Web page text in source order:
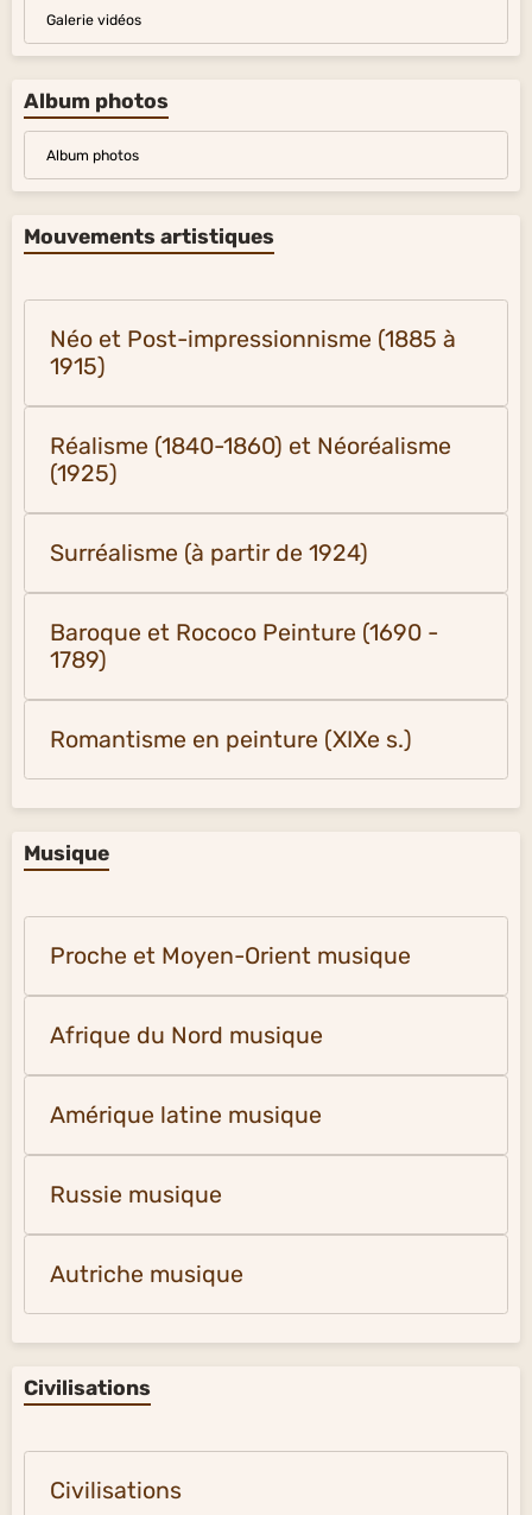
Galerie vidéos
Album photos
Album photos
Mouvements artistiques
Néo et Post-impressionnisme (1885 à
1915)
Réalisme (1840-1860) et Néoréalisme
(1925)
Surréalisme (à partir de 1924)
Baroque et Rococo Peinture (1690 -
1789)
Romantisme en peinture (XIXe s.)
Musique
Proche et Moyen-Orient musique
Afrique du Nord musique
Amérique latine musique
Russie musique
Autriche musique
Civilisations
Civilisations